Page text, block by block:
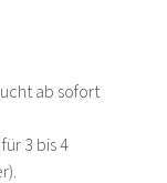
ab sofort
3 bis 4